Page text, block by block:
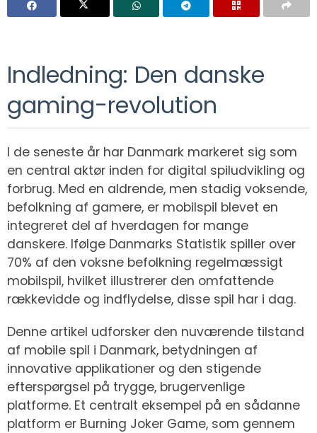
Indledning: Den danske
gaming-revolution
I de seneste år har Danmark markeret sig som
en central aktør inden for digital spiludvikling og
forbrug. Med en aldrende, men stadig voksende,
befolkning af gamere, er mobilspil blevet en
integreret del af hverdagen for mange
danskere. Ifølge Danmarks Statistik spiller over
70% af den voksne befolkning regelmæssigt
mobilspil, hvilket illustrerer den omfattende
rækkevidde og indflydelse, disse spil har i dag.
Denne artikel udforsker den nuværende tilstand
af mobile spil i Danmark, betydningen af
innovative applikationer og den stigende
efterspørgsel på trygge, brugervenlige
platforme. Et centralt eksempel på en sådanne
platform er Burning Joker Game, som gennem